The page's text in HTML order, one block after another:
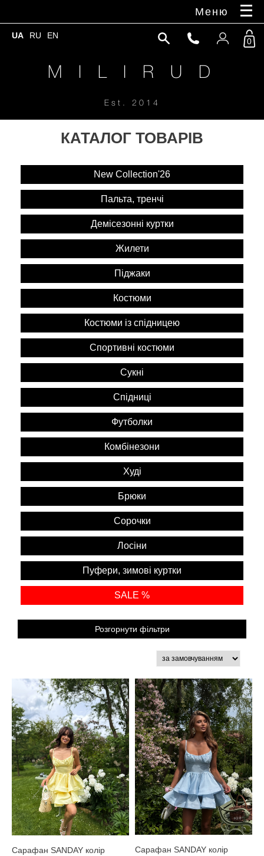
Меню
UA RU EN
M I L I R U D
Est. 2014
0
КАТАЛОГ ТОВАРІВ
New Collection'26
Пальта, тренчі
Демісезонні куртки
Жилети
Піджаки
Костюми
Костюми із спідницею
Спортивні костюми
Сукні
Спідниці
Футболки
Комбінезони
Худі
Брюки
Сорочки
Лосіни
Пуфери, зимові куртки
SALE %
Розгорнути фільтри
XS/S
XS/M
XS/L
XS
S/M
S/L
S
OVERSIZE
ONESIZE
M/L
M
L
Сарафан SANDAY колір
Сарафан SANDAY колір